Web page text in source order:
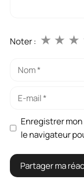
Noter : ★
★
★
Nom
Enregistrer
le navigateur